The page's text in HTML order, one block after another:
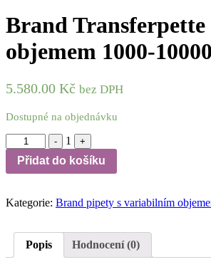
Brand Transferpette
objemem 1000-
5.580.00 Kč bez DPH
Dostupné na objednávku
Quantity
- 1 +
Přidat do košíku
Kategorie: Brand pipety s variabilním
Popis Hodnocení (0)